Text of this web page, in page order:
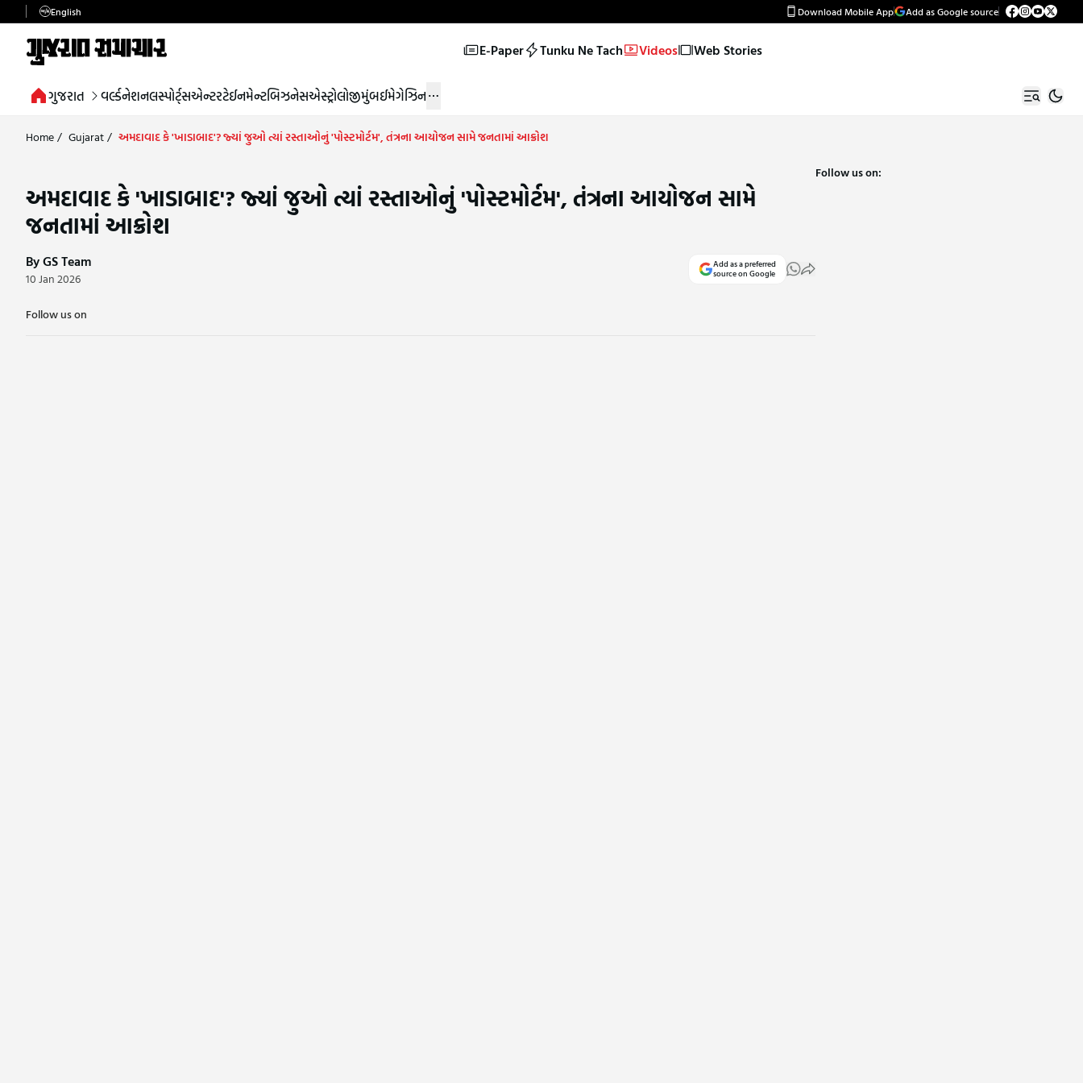
English Download Mobile App Add as Google source
E-Paper Tunku Ne Tach Videos Web Stories
ગુજરાત વર્લ્ડનેશનલસ્પોર્ટ્સએન્ટરટેઈનમેન્ટબિઝનેસએસ્ટ્રોલોજીમુંબઈમેગેઝિન
Home/ Gujarat/ અમદાવાદ કે 'ખાડાબાદ'? જ્યાં જુઓ ત્યાં રસ્તાઓનું 'પોસ્ટમોર્ટમ', તંત્રના આયોજન સામે જનતામાં આક્રોશ
અમદાવાદ કે 'ખાડાબાદ'? જ્યાં જુઓ ત્યાં રસ્તાઓનું 'પોસ્ટમોર્ટમ', તંત્રના આયોજન સામે
જનતામાં આક્રોશ
By GS Team
10 Jan 2026
Add as a preferred
source on Google
Follow us on
Follow us on: